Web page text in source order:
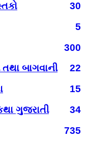
30
5
300
બાગવાની
22
15
ગુજરાતી
34
735